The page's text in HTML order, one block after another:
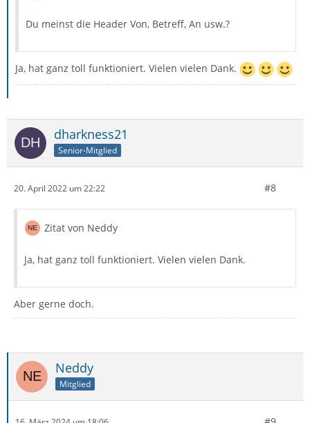
Du meinst die Header Von, Betreff, An usw.?
Ja, hat ganz toll funktioniert. Vielen vielen Dank.
dharkness21
Senior-Mitglied
20. April 2022 um 22:22 #8
Zitat von Neddy
Ja, hat ganz toll funktioniert. Vielen vielen Dank.
Aber gerne doch.
Neddy
Mitglied